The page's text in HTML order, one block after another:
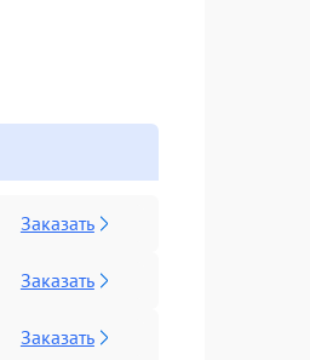
Заказать
Заказать
Заказать